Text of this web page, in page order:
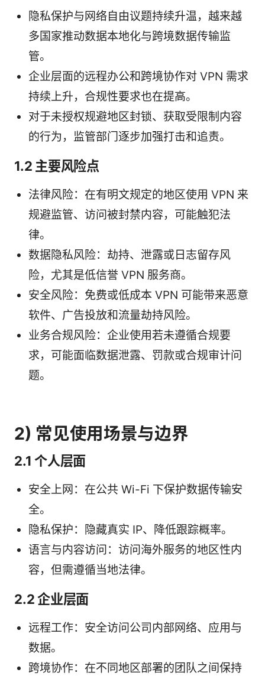
隐私保护与网络自由议题持续升温，越来越
多国家推动数据本地化与跨境数据传输监
管。
企业层面的远程办公和跨境协作对 VPN 需求
持续上升，合规性要求也在提高。
对于未授权规避地区封锁、获取受限制内容
的行为，监管部门逐步加强打击和追责。
1.2 主要风险点
法律风险：在有明文规定的地区使用 VPN 来
规避监管、访问被封禁内容，可能触犯法
律。
数据隐私风险：劫持、泄露或日志留存风
险，尤其是低信誉 VPN 服务商。
安全风险：免费或低成本 VPN 可能带来恶意
软件、广告投放和流量劫持风险。
业务合规风险：企业使用若未遵循合规要
求，可能面临数据泄露、罚款或合规审计问
题。
2) 常见使用场景与边界
2.1 个人层面
安全上网：在公共 Wi-Fi 下保护数据传输安
全。
隐私保护：隐藏真实 IP、降低跟踪概率。
语言与内容访问：访问海外服务的地区性内
容，但需遵循当地法律。
2.2 企业层面
远程工作：安全访问公司内部网络、应用与
数据。
跨境协作：在不同地区部署的团队之间保持